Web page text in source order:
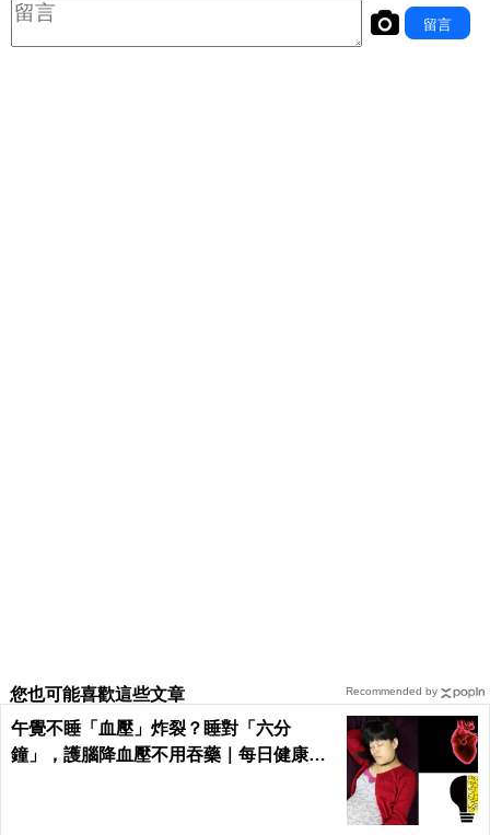
您也可能喜歡這些文章
午覺不睡「血壓」炸裂？睡對「六分
鐘」，護腦降血壓不用吞藥｜每日健康He
Recommended by